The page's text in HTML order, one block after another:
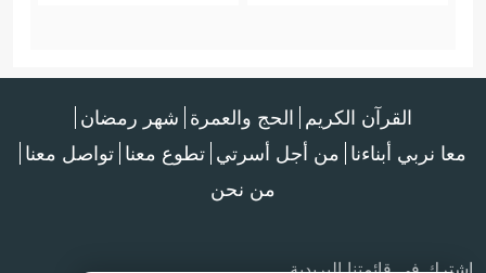
القرآن الكريم الحج والعمرة شهر رمضان
معا نربي أبناءنا من أجل أسرتي تطوع معنا تواصل معنا
من نحن
اشترك في قائمتنا البريدية